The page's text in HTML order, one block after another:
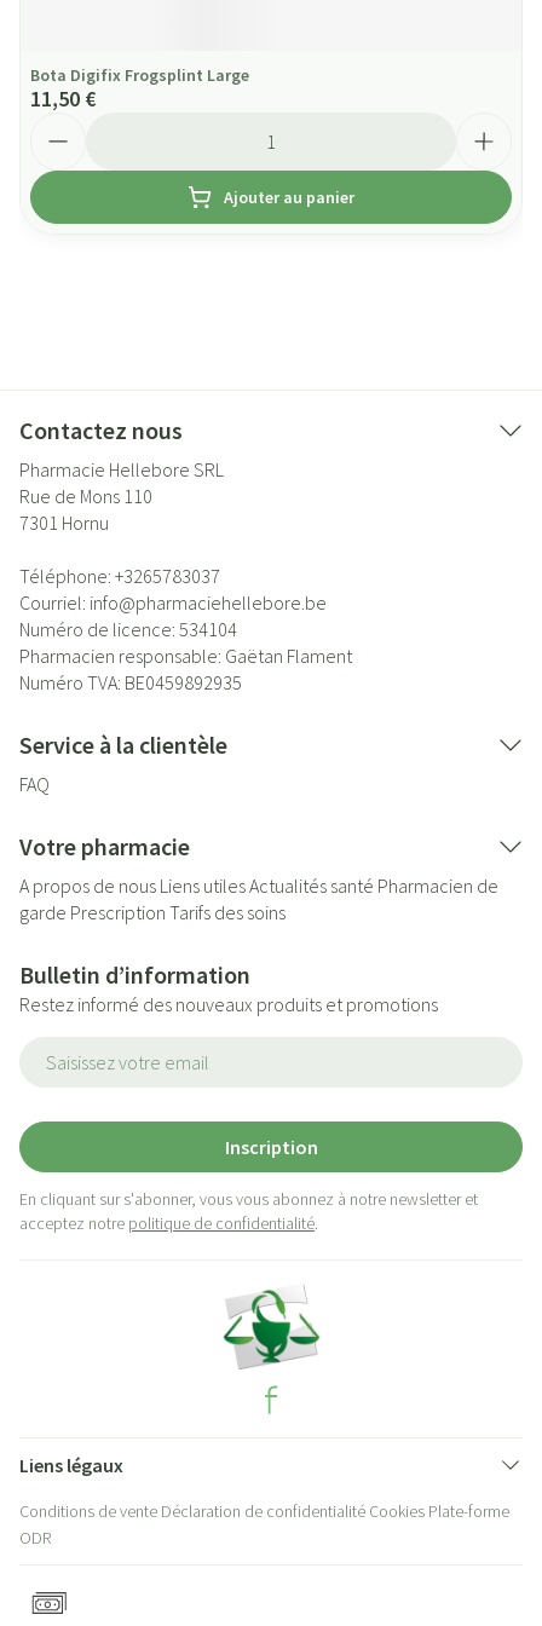
Bota Digifix Frogsplint Large
11,50 €
Ajouter au panier
Contactez nous
Pharmacie Hellebore SRL
Rue de Mons 110
7301 Hornu
Téléphone: +3265783037
Courriel: info@pharmaciehellebore.be
Numéro de licence: 534104
Pharmacien responsable: Gaëtan Flament
Numéro TVA: BE0459892935
Service à la clientèle
FAQ
Votre pharmacie
A propos de nous Liens utilesActualités santé Pharmacien de
garde Prescription Tarifs des soins
Bulletin d’information
Restez informé des nouveaux produits et promotions
Inscription
En cliquant sur s'abonner, vous vous abonnez à notre newsletter et
acceptez notre politique de confidentialité.
Liens légaux
Conditions de vente Déclaration de confidentialité Cookies Plate-forme
ODR